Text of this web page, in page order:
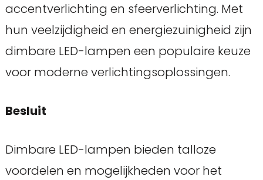
accentverlichting en sfeerverlichting. Met
hun veelzijdigheid en energiezuinigheid zijn
dimbare LED-lampen een populaire keuze
voor moderne verlichtingsoplossingen.
Besluit
Dimbare LED-lampen bieden talloze
voordelen en mogelijkheden voor het